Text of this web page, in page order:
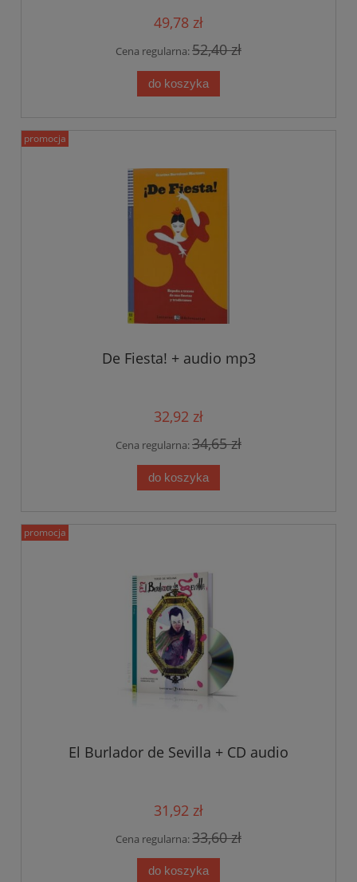
49,78 zł
Cena regularna:52,40 zł
do koszyka
De Fiesta! + audio mp3
32,92 zł
Cena regularna:34,65 zł
do koszyka
promocja
El Burlador de Sevilla + CD audio
31,92 zł
Cena regularna:33,60 zł
do koszyka
promocja